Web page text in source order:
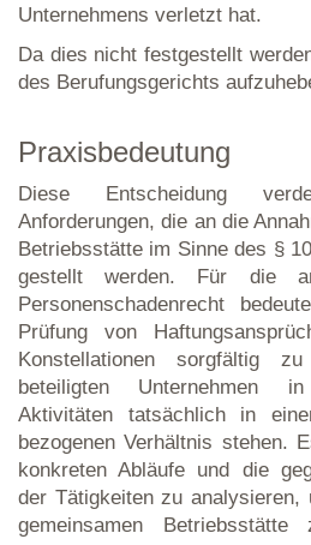
Unternehmens verletzt hat.
Da dies nicht festgestellt
des Berufungsgerichts
Praxisbedeutung
Diese Entscheidung
Anforderungen, die an die
Betriebsstätte im Sinne des §
gestellt werden. Für die
Personenschadenrecht
Prüfung von
Konstellationen sorgfältig
beteiligten Unternehmen
Aktivitäten tatsächlich in
bezogenen Verhältnis stehen.
konkreten Abläufe und die
der Tätigkeiten zu analysieren,
gemeinsamen